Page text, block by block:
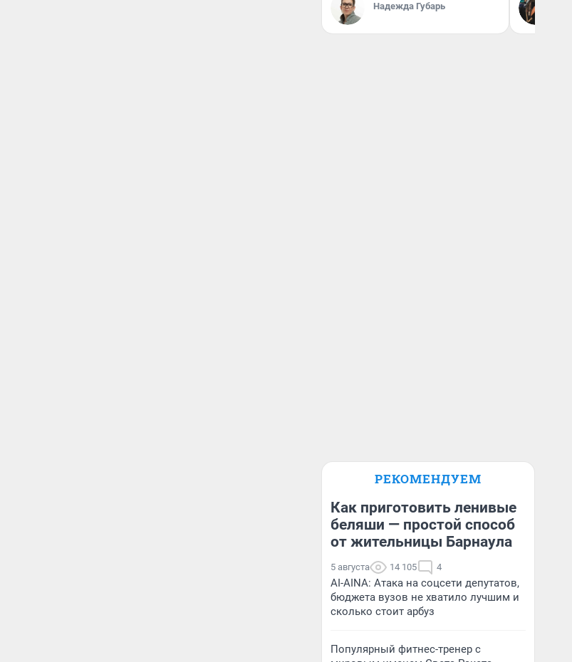
Надежда Губарь
РЕКОМЕНДУЕМ
Как приготовить ленивые
беляши — простой способ
от жительницы Барнаула
5 августа 14 105 4
AI-AINA: Атака на соцсети депутатов,
бюджета вузов не хватило лучшим и
сколько стоит арбуз
Популярный фитнес-тренер с